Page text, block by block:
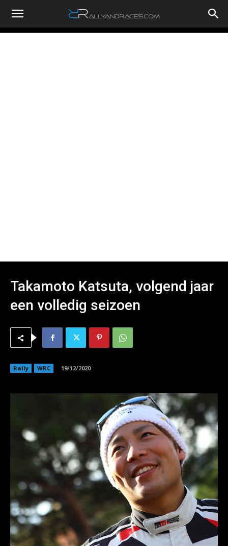
RallyandRaces.com
Takamoto Katsuta, volgend jaar
een volledig seizoen
Rally WRC 19/12/2020